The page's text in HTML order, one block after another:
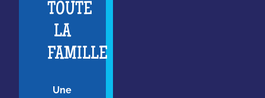
TOUTE
LA
FAMILLE
Une